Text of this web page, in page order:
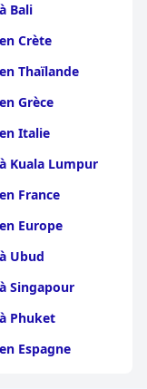
Bali
Crète
Thaïlande
Grèce
Italie
Kuala Lumpur
France
Europe
Ubud
Singapour
Phuket
Espagne